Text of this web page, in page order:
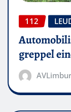
112
greppel